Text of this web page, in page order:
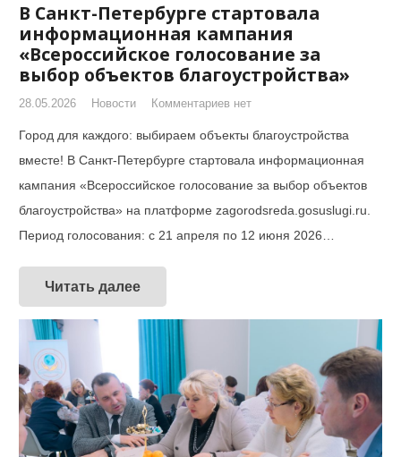
В Санкт-Петербурге стартовала
информационная кампания
«Всероссийское голосование за
выбор объектов благоустройства»
28.05.2026 Новости Комментариев нет
Город для каждого: выбираем объекты благоустройства
вместе! В Санкт-Петербурге стартовала информационная
кампания «Всероссийское голосование за выбор объектов
благоустройства» на платформе zagorodsreda.gosuslugi.ru.
Период голосования: с 21 апреля по 12 июня 2026…
Читать далее